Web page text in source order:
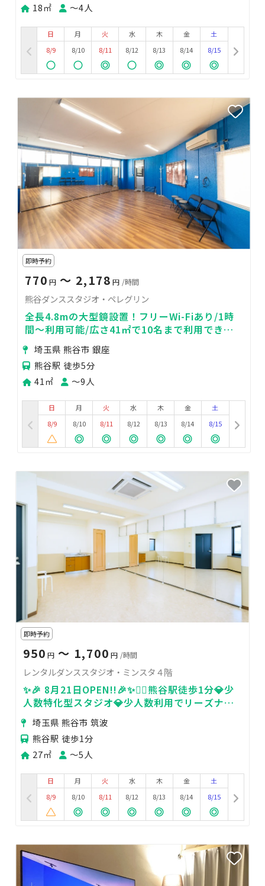
18㎡ 〜4人
日
8/9
月
8/10
火
8/11
水
8/12
木
8/13
金
8/14
土
8/15
即時予約
770 円〜 2,178 円 /時間
熊谷ダンススタジオ・ペレグリン
全長4.8mの大型鏡設置！フリーWi-Fiあり/1時
間〜利用可能/広さ41㎡で10名まで利用でき
る！埼玉県 熊谷市 銀座
熊谷駅 徒歩5分
41㎡
〜9人
日
8/9
月
8/10
火
8/11
水
8/12
木
8/13
金
8/14
土
8/15
即時予約
950 円 〜 1,700 円 /時間
レンタルダンススタジオ・ミンスタ４階
✨🎉 8月21日OPEN!!🎉✨🚶‍♀️熊谷駅徒歩1分💎少
人数特化型スタジオ💎少人数利用でリーズナブ
ルなお値段💰
埼玉県 熊谷市 筑波
熊谷駅 徒歩1分
27㎡
〜5人
日
8/9
月
8/10
火
8/11
水
8/12
木
8/13
金
8/14
土
8/15